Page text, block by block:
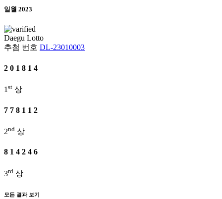
일월 2023
Daegu Lotto
추첨 번호 DL-23010003
2 0 1 8 1 4
1 st 상
7 7 8 1 1 2
2nd 상
8 1 4 2 4 6
3rd 상
모든 결과 보기